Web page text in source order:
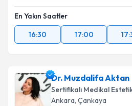
En Yakın Saatler
16:30
17:00
Dr. Muzdalifa Aktan
Sertifikalı Medikal
Ankara, Çankaya